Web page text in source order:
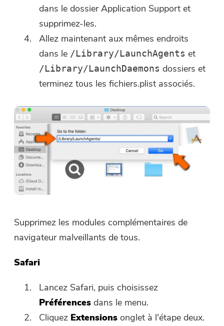
dans le dossier Application Support et
supprimez-les.
Allez maintenant aux mêmes endroits
dans le /Library/LaunchAgents et
/Library/LaunchDaemons dossiers et
terminez tous les fichiers.plist associés.
Supprimez les modules complémentaires de
navigateur malveillants de tous.
Safari
Lancez Safari, puis choisissez
Préférencesdans le menu.
Cliquez Extensions onglet à l'étape deux.